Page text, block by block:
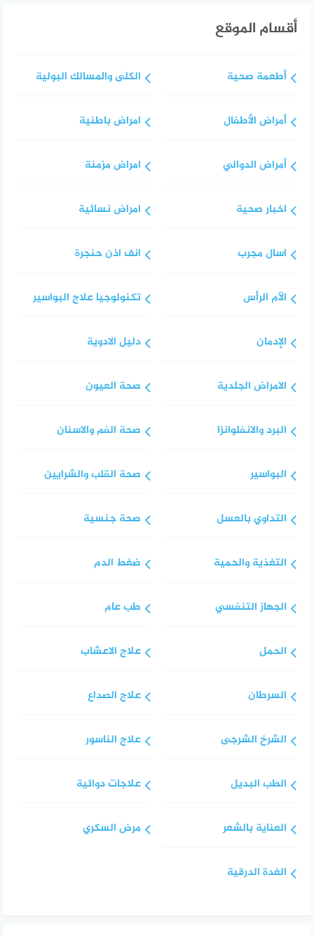
أقسام الموقع
أطعمة صحية
أمراض الأطفال
أمراض الدوالي
اخبار صحية
اسال مجرب
الآم الرأس
الإدمان
الامراض الجلدية
البرد والانفلوانزا
البواسير
التداوي بالعسل
التغذية والحمية
الجهاز التنفسي
الحمل
السرطان
الشرخ الشرجى
الطب البديل
العناية بالشعر
الغدة الدرقية
الكلى والمسالك البولية
امراض باطنية
امراض مزمنة
امراض نسائية
انف اذن حنجرة
تكنولوجيا علاج البواسير
دليل الادوية
صحة العيون
صحة الفم والاسنان
صحة القلب والشرايين
صحة جنسية
ضغط الدم
طب عام
علاج الاعشاب
علاج الصداع
علاج الناسور
علاجات دوائية
مرض السكري